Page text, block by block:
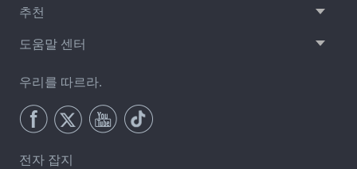
추천
도움말 센터
우리를 따르라.
전자 잡지